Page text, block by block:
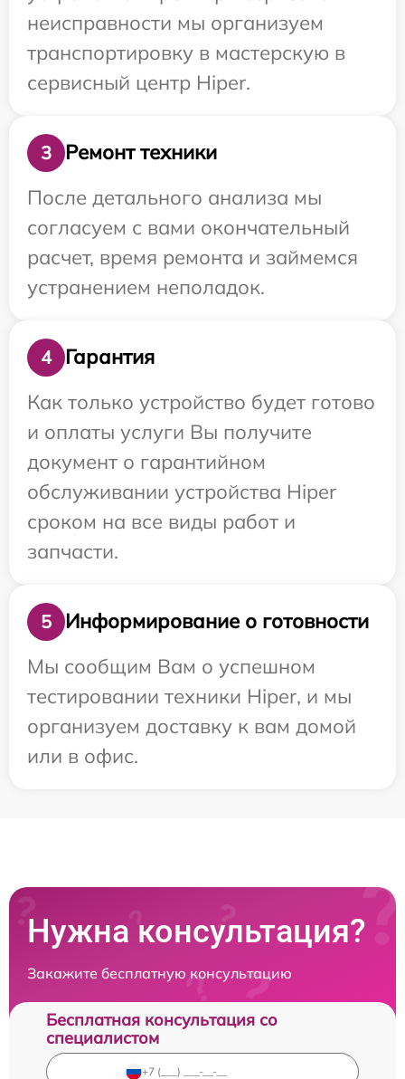
неисправности мы организуем
транспортировку в мастерскую в
сервисный центр Hiper.
3
Ремонт техники
После детального анализа мы
согласуем с вами окончательный
расчет, время ремонта и займемся
устранением неполадок.
4
Гарантия
Как только устройство будет готово
и оплаты услуги Вы получите
документ о гарантийном
обслуживании устройства Hiper
сроком на все виды работ и
запчасти.
5
Информирование о готовности
Мы сообщим Вам о успешном
тестировании техники Hiper, и мы
организуем доставку к вам домой
или в офис.
Нужна консультация?
Закажите бесплатную консультацию
Бесплатная консультация со
специалистом